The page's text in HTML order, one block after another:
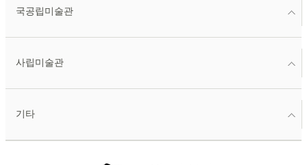
국공립미술관
사립미술관
기타